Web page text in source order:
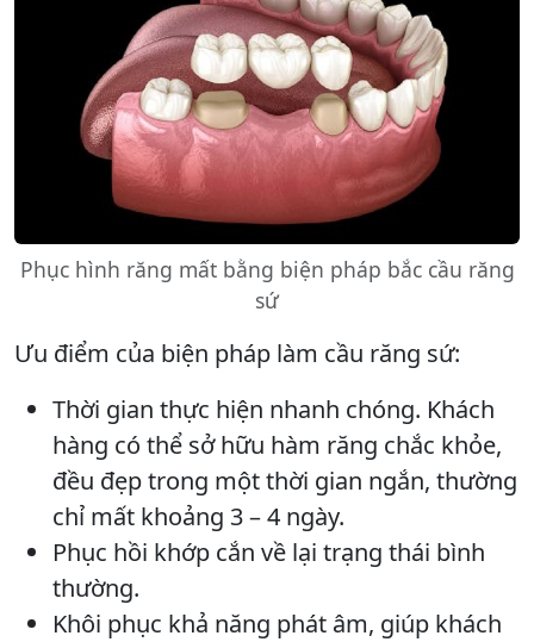
Phục hình răng mất bằng biện pháp bắc cầu răng
sứ
Ưu điểm của biện pháp làm cầu răng sứ:
Thời gian thực hiện nhanh chóng. Khách
hàng có thể sở hữu hàm răng chắc khỏe,
đều đẹp trong một thời gian ngắn, thường
chỉ mất khoảng 3 – 4 ngày.
Phục hồi khớp cắn về lại trạng thái bình
thường.
Khôi phục khả năng phát âm, giúp khách